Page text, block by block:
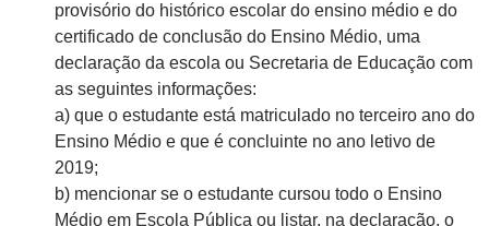
provisório do histórico escolar do ensino médio e do
certificado de conclusão do Ensino Médio, uma
declaração da escola ou Secretaria de Educação com
as seguintes informações:
a) que o estudante está matriculado no terceiro ano do
Ensino Médio e que é concluinte no ano letivo de
2019;
b) mencionar se o estudante cursou todo o Ensino
Médio em Escola Pública ou listar, na declaração, o